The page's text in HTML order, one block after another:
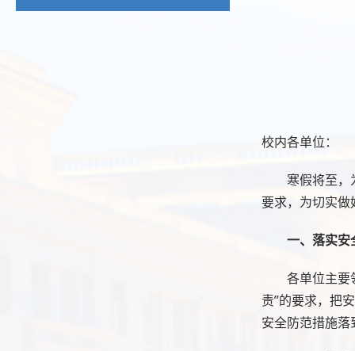
校内各单位：
寒假将至
要求，为切实
一、落实安
各单位主要
责”的要求，把
安全防范措施